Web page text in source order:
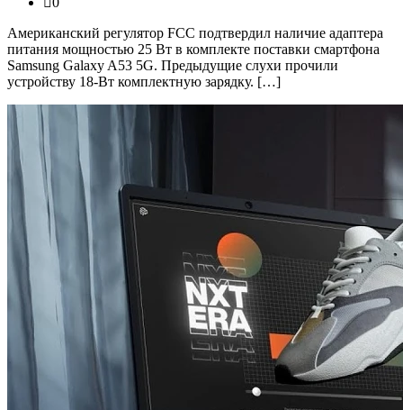
Американский регулятор FCC подтвердил наличие адаптера
питания мощностью 25 Вт в комплекте поставки смартфона
Samsung Galaxy A53 5G. Предыдущие слухи прочили
устройству 18-Вт комплектную зарядку. […]